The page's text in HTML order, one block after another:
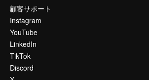
顧客サポート
Instagram
YouTube
LinkedIn
TikTok
Discord